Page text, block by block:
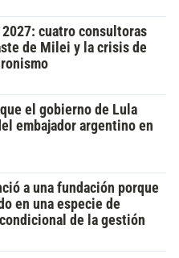
2027: cuatro consultoras
de Milei y la crisis de
el gobierno de Lula
embajador argentino en
a una fundación porque
en una especie de
de la gestión